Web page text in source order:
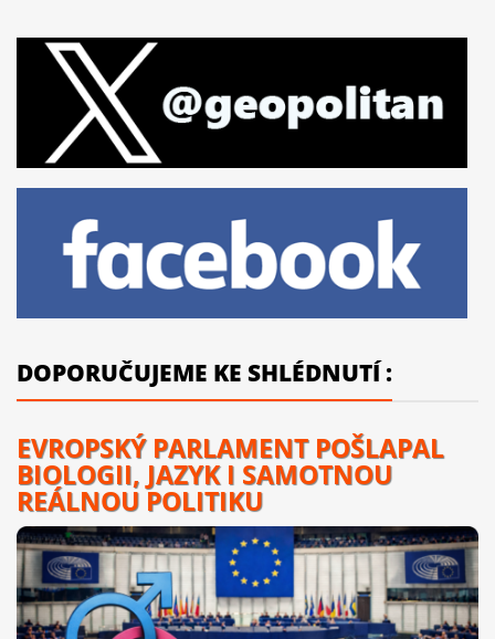
DOPORUČUJEME KE SHLÉDNUTÍ :
EVROPSKÝ PARLAMENT POŠLAPAL
BIOLOGII, JAZYK I SAMOTNOU
REÁLNOU POLITIKU